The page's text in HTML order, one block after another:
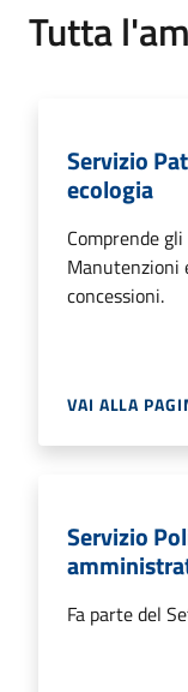
Tutta
Servizio
ecologia
Comprende
Manutenzioni
concessioni.
VAI ALLA
Servizio
Fa parte del